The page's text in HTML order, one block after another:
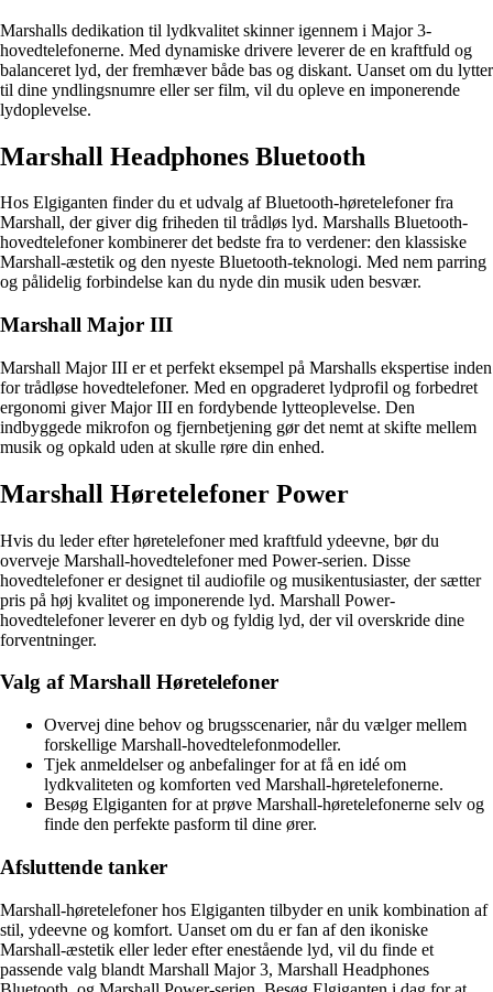
Marshalls dedikation til lydkvalitet skinner igennem i Major 3-
hovedtelefonerne. Med dynamiske drivere leverer de en kraftfuld og
balanceret lyd, der fremhæver både bas og diskant. Uanset om du lytter
til dine yndlingsnumre eller ser film, vil du opleve en imponerende
lydoplevelse.
Marshall Headphones Bluetooth
Hos Elgiganten finder du et udvalg af Bluetooth-høretelefoner fra
Marshall, der giver dig friheden til trådløs lyd. Marshalls Bluetooth-
hovedtelefoner kombinerer det bedste fra to verdener: den klassiske
Marshall-æstetik og den nyeste Bluetooth-teknologi. Med nem parring
og pålidelig forbindelse kan du nyde din musik uden besvær.
Marshall Major III
Marshall Major III er et perfekt eksempel på Marshalls ekspertise inden
for trådløse hovedtelefoner. Med en opgraderet lydprofil og forbedret
ergonomi giver Major III en fordybende lytteoplevelse. Den
indbyggede mikrofon og fjernbetjening gør det nemt at skifte mellem
musik og opkald uden at skulle røre din enhed.
Marshall Høretelefoner Power
Hvis du leder efter høretelefoner med kraftfuld ydeevne, bør du
overveje Marshall-hovedtelefoner med Power-serien. Disse
hovedtelefoner er designet til audiofile og musikentusiaster, der sætter
pris på høj kvalitet og imponerende lyd. Marshall Power-
hovedtelefoner leverer en dyb og fyldig lyd, der vil overskride dine
forventninger.
Valg af Marshall Høretelefoner
Overvej dine behov og brugsscenarier, når du vælger mellem
forskellige Marshall-hovedtelefonmodeller.
Tjek anmeldelser og anbefalinger for at få en idé om
lydkvaliteten og komforten ved Marshall-høretelefonerne.
Besøg Elgiganten for at prøve Marshall-høretelefonerne selv og
finde den perfekte pasform til dine ører.
Afsluttende tanker
Marshall-høretelefoner hos Elgiganten tilbyder en unik kombination af
stil, ydeevne og komfort. Uanset om du er fan af den ikoniske
Marshall-æstetik eller leder efter enestående lyd, vil du finde et
passende valg blandt Marshall Major 3, Marshall Headphones